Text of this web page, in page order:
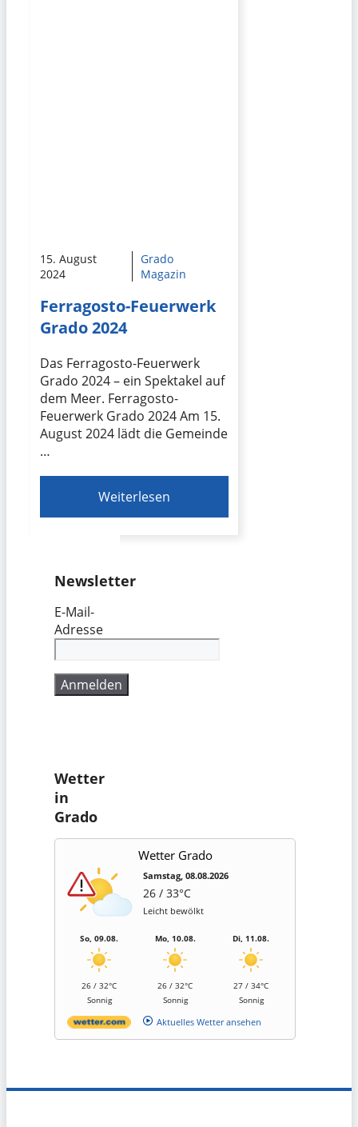
15. August
2024
Grado
Magazin
Ferragosto-Feuerwerk
Grado 2024
Das Ferragosto-Feuerwerk
Grado 2024 – ein Spektakel auf
dem Meer. Ferragosto-
Feuerwerk Grado 2024 Am 15.
August 2024 lädt die Gemeinde
…
Weiterlesen
Newsletter
E-Mail-
Adresse
Wetter
in
Grado
Wetter Grado
Samstag, 08.08.2026
26 / 33°C
Leicht bewölkt
So, 09.08.
26 / 32°C
Sonnig
Mo, 10.08.
26 / 32°C
Sonnig
Di, 11.08.
27 / 34°C
Sonnig
Aktuelles Wetter ansehen